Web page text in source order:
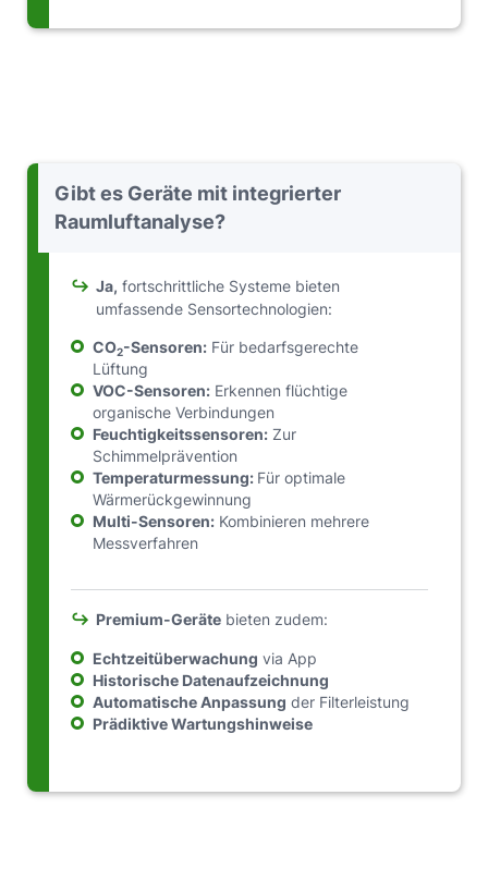
Gibt es Geräte mit integrierter
Raumluftanalyse?
↪ Ja, fortschrittliche Systeme bieten
umfassende Sensortechnologien:
CO2-Sensoren: Für bedarfsgerechte
Lüftung
VOC-Sensoren: Erkennen flüchtige
organische Verbindungen
Feuchtigkeitssensoren: Zur
Schimmelprävention
Temperaturmessung: Für optimale
Wärmerückgewinnung
Multi-Sensoren: Kombinieren mehrere
Messverfahren
↪ Premium-Geräte bieten zudem:
Echtzeitüberwachung via App
Historische Datenaufzeichnung
Automatische Anpassung der Filterleistung
Prädiktive Wartungshinweise